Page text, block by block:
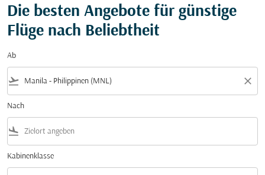
Die besten Angebote für günstige
Flüge nach Beliebtheit
Ab
flight_takeoff close
Nach
flight_land
Kabinenklasse